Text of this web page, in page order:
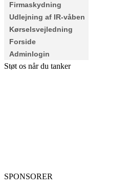
Firmaskydning
Udlejning af IR-våben
Kørselsvejledning
Forside
Adminlogin
Støt os når du tanker
SPONSORER